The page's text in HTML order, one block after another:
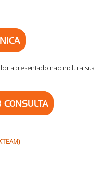
apresentado não inclui a sua